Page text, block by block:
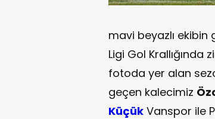
mavi beyazlı ekibin
Ligi Gol Krallığında
fotoda yer alan
geçen kalecimiz
Küçük Vanspor ile